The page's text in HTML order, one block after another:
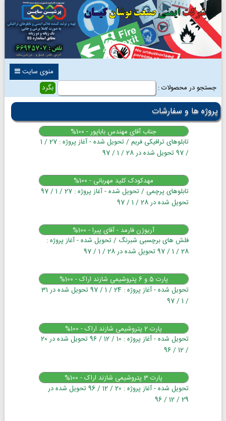
منوی سایت
جستجو در محصولات :
پروژه ها و سفارشات
جناب آقای مهندس باباپور - 100%
تابلوهای ترافیکی فریم / تحویل شده - آغاز پروژه : 27 / 1
/ 97 تحویل شده در 28 / 1 / 97
مهدکودک کلید مهربانی - 100%
تابلوهای پرچمی / تحویل شده - آغاز پروژه : 27 / 1 / 97
تحویل شده در 28 / 1 / 97
آریوژن فارمد - آقای پیرا - 100%
فلش های برچسبی شبرنگ / تحویل شده - آغاز پروژه :
28 / 1 / 97 تحویل شده در 28 / 1 / 97
پارت 5 و 6 پتروشیمی شازند اراک - 100%
تحویل شده - آغاز پروژه : 24 / 1 / 97 تحویل شده در 31
/ 1 / 97
پارت 2 پتروشیمی شازند اراک - 100%
تحویل شده - آغاز پروژه : 10 / 12 / 96 تحویل شده در 20
/ 12 / 96
پارت 3 پتروشیمی شازند اراک - 100%
تحویل شده - آغاز پروژه : 20 / 12 / 96 تحویل شده در
29 / 12 / 96